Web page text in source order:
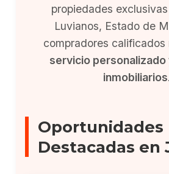
propiedades
Luvianos, Estado de
compradores calificados
servicio
inmobiliarios.
Oportunidades
Destacadas en